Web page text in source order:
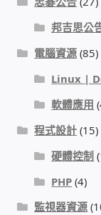
電話 工具 軟
門禁安全控制
感應式門鎖
電梯樓層刷
停車場、社
風速傳感器
邦吉思公
電腦資源 (85)
Linux |
軟體應用
程式設計 (15)
硬體控制
PHP (4)
監視器資源